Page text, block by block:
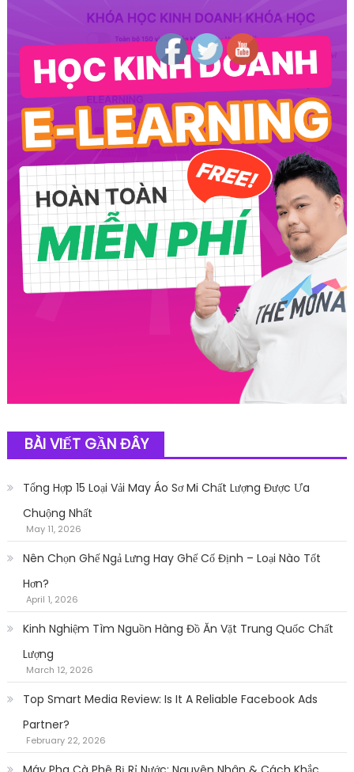
BÀI VIẾT GẦN ĐÂY
Tổng Hợp 15 Loại Vải May Áo Sơ Mi Chất Lượng Được Ưa
Chuộng Nhất
May 11, 2026
Nên Chọn Ghế Ngả Lưng Hay Ghế Cố Định – Loại Nào Tốt
Hơn?
April 1, 2026
Kinh Nghiệm Tìm Nguồn Hàng Đồ Ăn Vặt Trung Quốc Chất
Lượng
March 12, 2026
Top Smart Media Review: Is It A Reliable Facebook Ads
Partner?
February 22, 2026